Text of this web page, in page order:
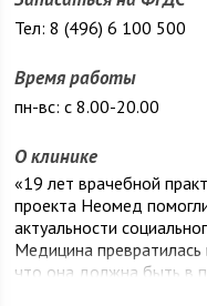
Тел: 8 (496) 6 100 500
Время работы
пн-вс: с 8.00-20.00
О клинике
«19 лет врачебной
проекта Неомед
актуальности
Медицина
что она должна быть в
этого мы открываем